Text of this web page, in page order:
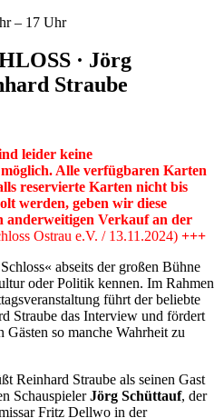
– 17 Uhr
· Jörg
Straube
leider keine
Alle verfügbaren Karten
reservierte Karten nicht bis
werden, geben wir diese
Verkauf an der
Ostrau e.V. / 13.11.2024) +++
abseits der großen Bühne
oder Politik kennen. Im Rahmen
führt der beliebte
Straube das Interview und fördert
so manche Wahrheit zu
Reinhard Straube als seinen Gast
SchauspielerJörg Schüttauf, der
Fritz Dellwo in der